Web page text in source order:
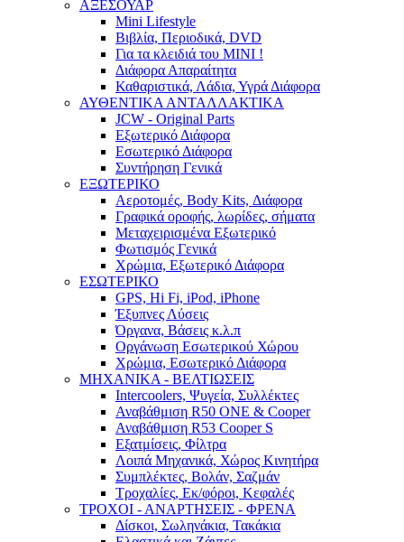
ΑΞΕΣΟΥΑΡ
Mini Lifestyle
Βιβλία, Περιοδικά, DVD
Για τα κλειδιά του MINI !
Διάφορα Απαραίτητα
Καθαριστικά, Λάδια, Υγρά Διάφορα
ΑΥΘΕΝΤΙΚΑ ΑΝΤΑΛΛΑΚΤΙΚΑ
JCW - Original Parts
Εξωτερικό Διάφορα
Εσωτερικό Διάφορα
Συντήρηση Γενικά
ΕΞΩΤΕΡΙΚΟ
Αεροτομές, Body Kits, Διάφορα
Γραφικά οροφής, λωρίδες, σήματα
Μεταχειρισμένα Εξωτερικό
Φωτισμός Γενικά
Χρώμια, Εξωτερικό Διάφορα
ΕΣΩΤΕΡΙΚΟ
GPS, Hi Fi, iPod, iPhone
Έξυπνες Λύσεις
Όργανα, Βάσεις κ.λ.π
Οργάνωση Εσωτερικού Χώρου
Χρώμια, Εσωτερικό Διάφορα
ΜΗΧΑΝΙΚΑ - ΒΕΛΤΙΩΣΕΙΣ
Intercoolers, Ψυγεία, Συλλέκτες
Αναβάθμιση R50 ONE & Cooper
Αναβάθμιση R53 Cooper S
Εξατμίσεις, Φίλτρα
Λοιπά Μηχανικά, Χώρος Κινητήρα
Συμπλέκτες, Βολάν, Σαζμάν
Τροχαλίες, Εκ/φόροι, Κεφαλές
ΤΡΟΧΟΙ - ΑΝΑΡΤΗΣΕΙΣ - ΦΡΕΝΑ
Δίσκοι, Σωληνάκια, Τακάκια